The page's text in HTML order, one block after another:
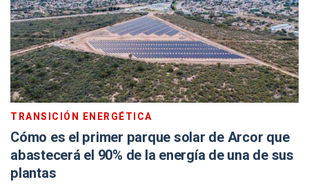
TRANSICIÓN ENERGÉTICA
Cómo es el primer parque solar de Arcor que
abastecerá el 90% de la energía de una de sus
plantas